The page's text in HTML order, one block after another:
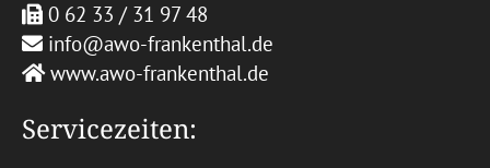
0 62 33 / 31 97 48
info@awo-frankenthal.de
www.awo-frankenthal.de
Servicezeiten: